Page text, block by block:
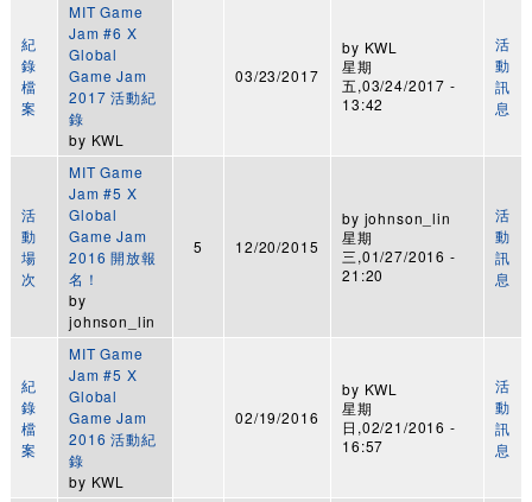
紀
錄
檔
案
MIT Game
Jam #6 X
Global
Game Jam
2017 活動紀
錄
by KWL
03/23/2017
by KWL
星期
五,03/24/2017 -
13:42
活
動
訊
息
活
動
場
次
MIT Game
Jam #5 X
Global
Game Jam
2016 開放報
名！
by
johnson_lin
5 12/20/2015
by johnson_lin
星期
三,01/27/2016 -
21:20
活
動
訊
息
紀
錄
檔
案
MIT Game
Jam #5 X
Global
Game Jam
2016 活動紀
錄
by KWL
02/19/2016
by KWL
星期
日,02/21/2016 -
16:57
活
動
訊
息